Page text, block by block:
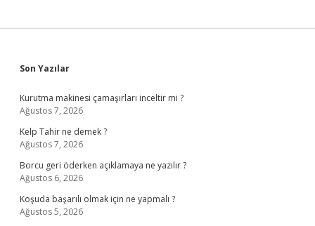
Sidebar
Son Yazılar
Kurutma makinesi çamaşırları inceltir mi ?
Ağustos 7, 2026
Kelp Tahir ne demek ?
Ağustos 7, 2026
Borcu geri öderken açıklamaya ne yazılır ?
Ağustos 6, 2026
Koşuda başarılı olmak için ne yapmalı ?
Ağustos 5, 2026